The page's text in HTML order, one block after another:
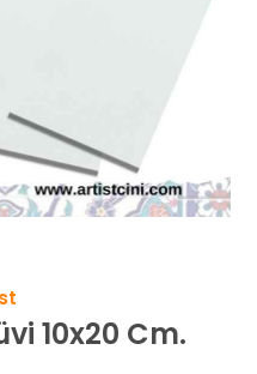
10x20 Cm.